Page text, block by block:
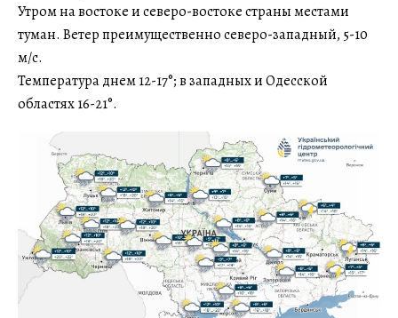
Утром на востоке и северо-востоке страны местами
туман. Ветер преимущественно северо-западный, 5-10
м/с.
Температура днем 12-17°; в западных и Одесской
областях 16-21°.